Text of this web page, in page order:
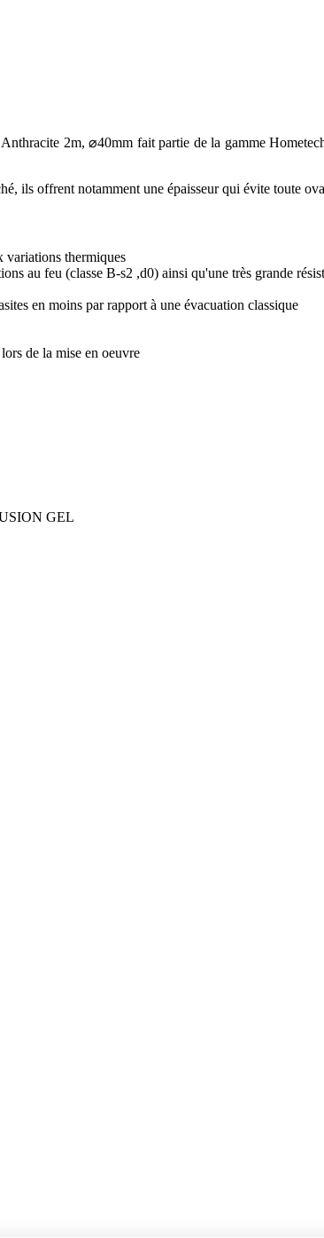
2m, ⌀40mm fait partie de la gamme
ils offrent notamment une épaisseur qui évite toute
variations thermiques
au feu (classe B-s2 ,d0) ainsi qu'une très grande
en moins par rapport à une évacuation classique
de la mise en oeuvre
GEL